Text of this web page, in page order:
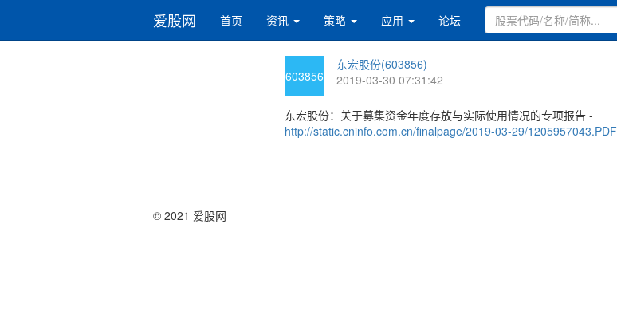
爱股网 首页 资讯 策略 应用 论坛
603856
东宏股份(603856)
2019-03-30 07:31:42
东宏股份：关于募集资金年度存放与实际使用情况的专项报告 -
http://static.cninfo.com.cn/finalpage/2019-03-29/1205957043.PDF
© 2021 爱股网